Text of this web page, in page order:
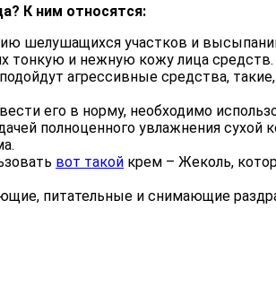
К ним относятся:
шелушащихся участков и
тонкую и нежную кожу лица средств.
агрессивные средства,
его в норму, необходимо
полноценного увлажнения
вот такой крем – Жеколь,
питательные и снимающие